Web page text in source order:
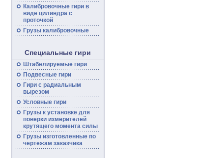
Калибровочные гири в
виде цилиндра с
проточкой
Грузы калибровочные
Специальные гири
Штабелируемые гири
Подвесные гири
Гири с радиальным
вырезом
Условные гири
Грузы к установке для
поверки измерителей
крутящего момента силы
Грузы изготовленные по
чертежам заказчика